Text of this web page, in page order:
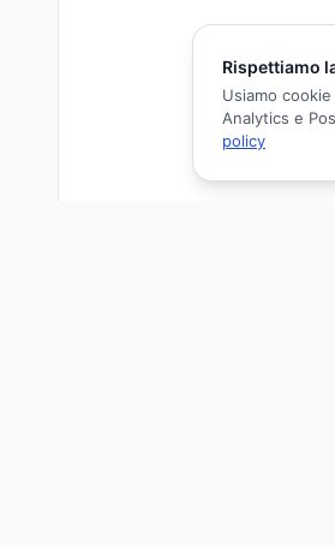
Rispettiamo
Usiamo
Analytics e
policy